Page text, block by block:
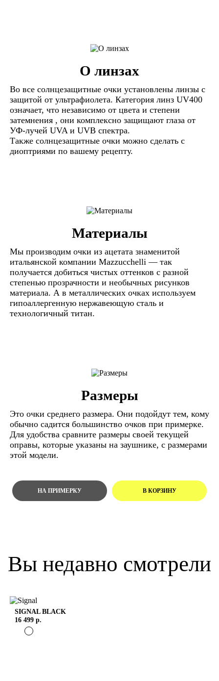
О линзах
Во все солнцезащитные очки установлены линзы c
защитой от ультрафиолета. Категория линз UV400
означает, что независимо от цвета и степени
затемнения , они комплексно защищают глаза от
УФ-лучей UVA и UVB спектра.
Также солнцезащитные очки можно сделать с
диоптриями по вашему рецепту.
Материалы
Мы производим очки из ацетата знаменитой
итальянской компании Mazzucchelli — так
получается добиться чистых оттенков с разной
степенью прозрачности и необычных рисунков
материала. А в металлических очках используем
гипоаллергенную нержавеющую сталь и
технологичный титан.
Размеры
Это очки среднего размера. Они подойдут тем, кому
обычно садится большинство очков при примерке.
Для удобства сравните размеры своей текущей
оправы, которые указаны на заушнике, с размерами
этой модели.
Вы недавно смотрели
SIGNALBLACK
16 499 р.